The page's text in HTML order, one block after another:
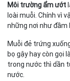
Môi trường ẩm ướt
loài muỗi. Chính vì
những nơi như đầm
Muỗi đẻ trứng
bọ gậy hay còn gọi
trong nước thì dần
nước.